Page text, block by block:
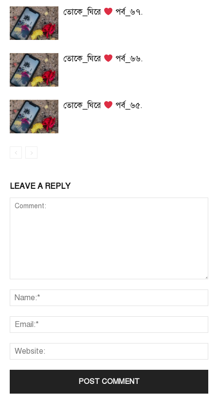
তোকে_ঘিরে পর্ব_৬৭.
তোকে_ঘিরে পর্ব_৬৬.
তোকে_ঘিরে পর্ব_৬৫.
LEAVE A REPLY